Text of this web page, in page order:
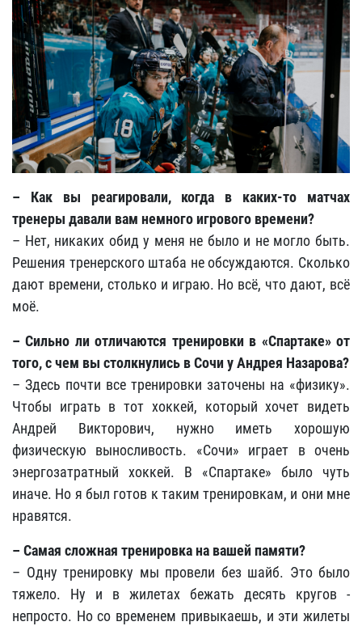
– Как вы реагировали, когда в каких-то матчах
тренеры давали вам немного игрового времени?
– Нет, никаких обид у меня не было и не могло быть.
Решения тренерского штаба не обсуждаются. Сколько
дают времени, столько и играю. Но всё, что дают, всё
моё.
– Сильно ли отличаются тренировки в «Спартаке» от
того, с чем вы столкнулись в Сочи у Андрея Назарова?
– Здесь почти все тренировки заточены на «физику».
Чтобы играть в тот хоккей, который хочет видеть
Андрей Викторович, нужно иметь хорошую
физическую выносливость. «Сочи» играет в очень
энергозатратный хоккей. В «Спартаке» было чуть
иначе. Но я был готов к таким тренировкам, и они мне
нравятся.
– Самая сложная тренировка на вашей памяти?
– Одну тренировку мы провели без шайб. Это было
тяжело. Ну и в жилетах бежать десять кругов -
непросто. Но со временем привыкаешь, и эти жилеты